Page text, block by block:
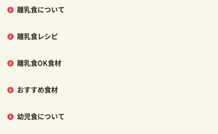
離乳食について
離乳食レシピ
離乳食OK食材
おすすめ食材
幼児食について